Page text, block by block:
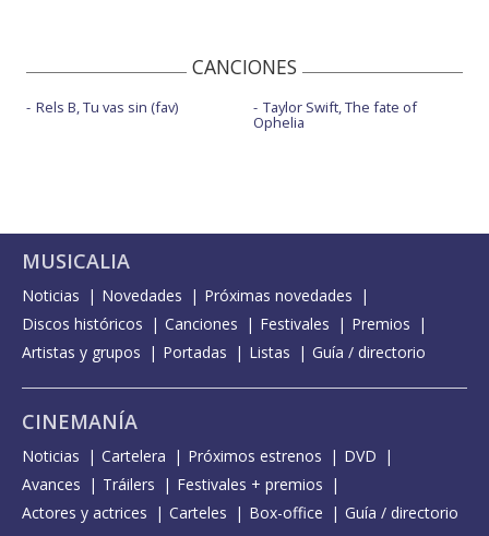
CANCIONES
Rels B, Tu vas sin (fav) Taylor Swift, The fate of
Ophelia
MUSICALIA
Noticias Novedades
Próximas novedades
Discos históricos
Canciones Festivales
Premios
Artistas y grupos
Portadas Listas Guía / directorio
CINEMANÍA
Noticias Cartelera Próximos estrenos
DVD
Avances
Tráilers
Festivales + premios
Actores y actrices
Carteles Box-office Guía / directorio